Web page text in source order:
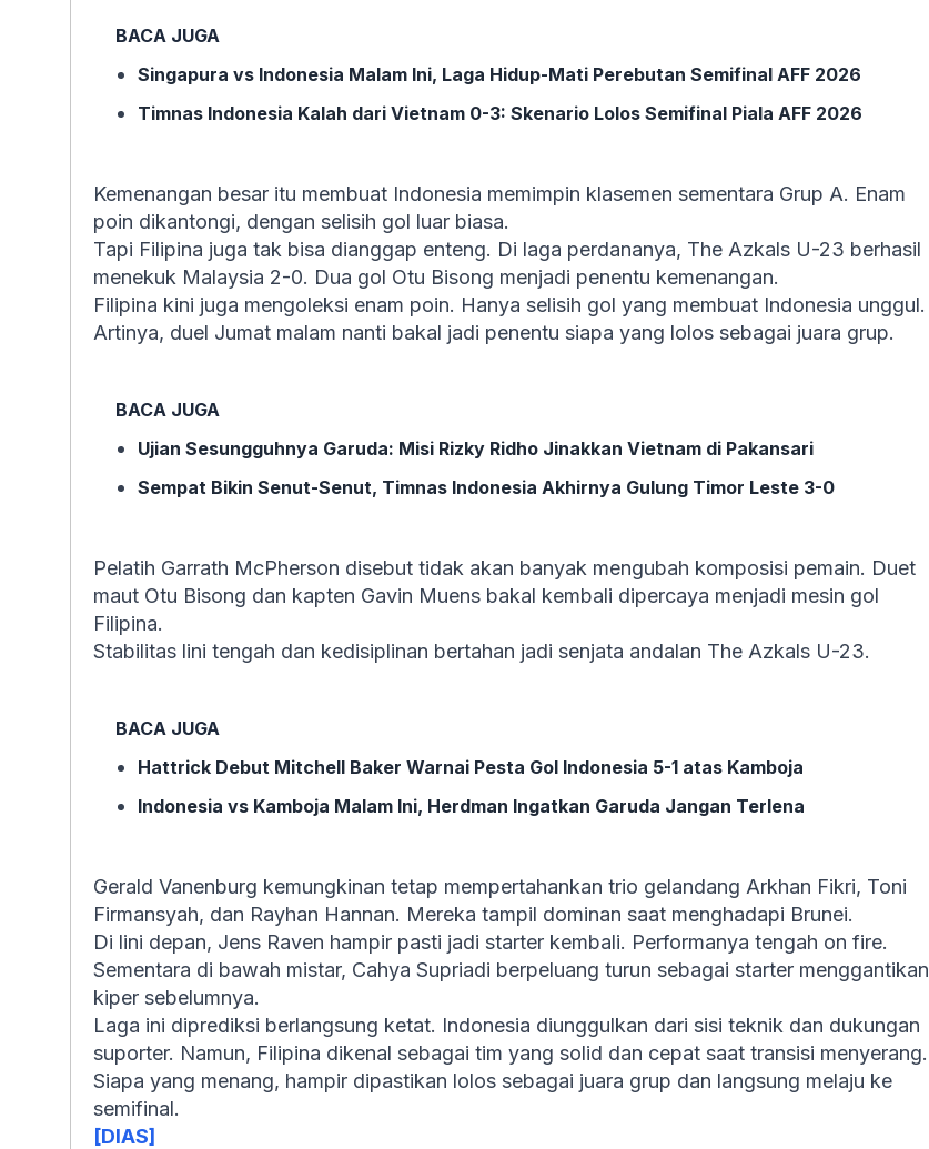
BACA JUGA
Singapura vs Indonesia Malam Ini, Laga Hidup-Mati Perebutan Semifinal AFF 2026
Timnas Indonesia Kalah dari Vietnam 0-3: Skenario Lolos Semifinal Piala AFF 2026
Kemenangan besar itu membuat Indonesia memimpin klasemen sementara Grup A. Enam
poin dikantongi, dengan selisih gol luar biasa.
Tapi Filipina juga tak bisa dianggap enteng. Di laga perdananya, The Azkals U-23 berhasil
menekuk Malaysia 2-0. Dua gol Otu Bisong menjadi penentu kemenangan.
Filipina kini juga mengoleksi enam poin. Hanya selisih gol yang membuat Indonesia unggul.
Artinya, duel Jumat malam nanti bakal jadi penentu siapa yang lolos sebagai juara grup.
BACA JUGA
Ujian Sesungguhnya Garuda: Misi Rizky Ridho Jinakkan Vietnam di Pakansari
Sempat Bikin Senut-Senut, Timnas Indonesia Akhirnya Gulung Timor Leste 3-0
Pelatih Garrath McPherson disebut tidak akan banyak mengubah komposisi pemain. Duet
maut Otu Bisong dan kapten Gavin Muens bakal kembali dipercaya menjadi mesin gol
Filipina.
Stabilitas lini tengah dan kedisiplinan bertahan jadi senjata andalan The Azkals U-23.
BACA JUGA
Hattrick Debut Mitchell Baker Warnai Pesta Gol Indonesia 5-1 atas Kamboja
Indonesia vs Kamboja Malam Ini, Herdman Ingatkan Garuda Jangan Terlena
Gerald Vanenburg kemungkinan tetap mempertahankan trio gelandang Arkhan Fikri, Toni
Firmansyah, dan Rayhan Hannan. Mereka tampil dominan saat menghadapi Brunei.
Di lini depan, Jens Raven hampir pasti jadi starter kembali. Performanya tengah on fire.
Sementara di bawah mistar, Cahya Supriadi berpeluang turun sebagai starter menggantikan
kiper sebelumnya.
Laga ini diprediksi berlangsung ketat. Indonesia diunggulkan dari sisi teknik dan dukungan
suporter. Namun, Filipina dikenal sebagai tim yang solid dan cepat saat transisi menyerang.
Siapa yang menang, hampir dipastikan lolos sebagai juara grup dan langsung melaju ke
semifinal.
[DIAS]